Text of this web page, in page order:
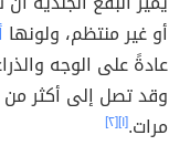
أو غير منتظم، ولونها
عادةً على الوجه
وقد تصل إلى أكثر
مرات.[١] [٢]